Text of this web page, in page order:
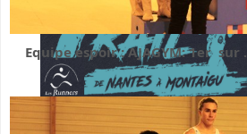
Equipe espoir : AJAGYM: 1er sur